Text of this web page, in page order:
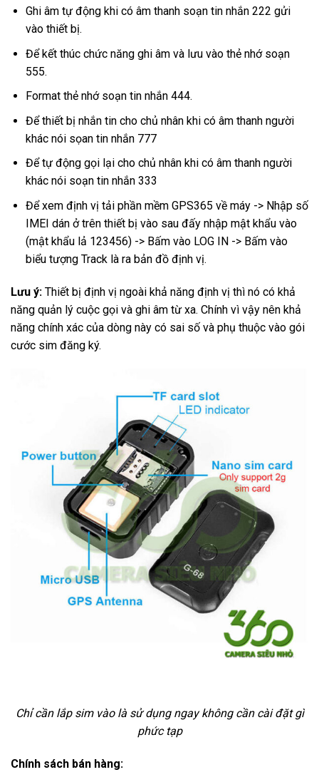
Ghi âm tự động khi có âm thanh soạn tin nhắn 222 gửi
vào thiết bị.
Để kết thúc chức năng ghi âm và lưu vào thẻ nhớ soạn
555.
Format thẻ nhớ soạn tin nhắn 444.
Để thiết bị nhắn tin cho chủ nhân khi có âm thanh người
khác nói sọan tin nhắn 777
Để tự động gọi lại cho chủ nhân khi có âm thanh người
khác nói soạn tin nhắn 333
Để xem định vị tải phần mềm GPS365 về máy -> Nhập số
IMEI dán ở trên thiết bị vào sau đấy nhập mật khẩu vào
(mật khẩu lả 123456) -> Bấm vào LOG IN -> Bấm vào
biểu tượng Track là ra bản đồ định vị.
Lưu ý: Thiết bị định vị ngoài khả năng định vị thì nó có khả
năng quản lý cuộc gọi và ghi âm từ xa. Chính vì vậy nên khả
năng chính xác của dòng này có sai số và phụ thuộc vào gói
cước sim đăng ký.
Chỉ cần lắp sim vào là sử dụng ngay không cần cài đặt gì
phức tạp
Chính sách bán hàng: